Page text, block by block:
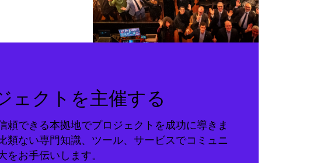
ェクトを主催する
頼できる本拠地でプロジェクトを成功に導きま
類ない専門知識、ツール、サービスでコミュニ
をお手伝いします。